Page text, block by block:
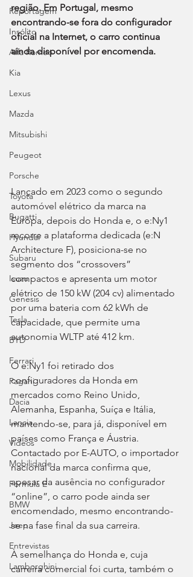
Reportagem
Insólito
Alfa Romeo
Kia
Lexus
Mazda
Mitsubishi
Peugeot
Porsche
Toyota
Bugatti
Hyundai
Subaru
Isuzu
Genesis
Tesla
BYD
Ferrari
Pagani
Dacia
Lancia
Videos
Mobilidade
Fórmula E
BMW
Jeep
Entrevistas
Lamborghini
região. Em Portugal, mesmo
encontrando-se fora do configurador
oficial na Internet, o carro continua
ainda disponível por encomenda.
Lançado em 2023 como o segundo
automóvel elétrico da marca na
Europa, depois do Honda e, o e:Ny1
recorre a plataforma dedicada (e:N
Architecture F), posiciona-se no
segmento dos “crossovers”
compactos e apresenta um motor
elétrico de 150 kW (204 cv) alimentado
por uma bateria com 62 kWh de
capacidade, que permite uma
autonomia WLTP até 412 km.
O e:Ny1 foi retirado dos
configuradores da Honda em
mercados como Reino Unido,
Alemanha, Espanha, Suíça e Itália,
mantendo-se, para já, disponível em
países como França e Áustria.
Contactado por E-AUTO, o importador
nacional da marca confirma que,
apesar da ausência no configurador
“online”, o carro pode ainda ser
encomendado, mesmo encontrando-
se na fase final da sua carreira.
À semelhança do Honda e, cuja
carreira comercial foi curta, também o